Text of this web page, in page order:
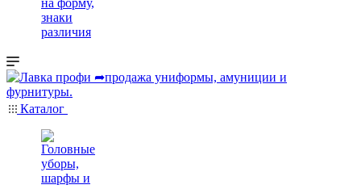
на форму,
знаки
различия
Каталог